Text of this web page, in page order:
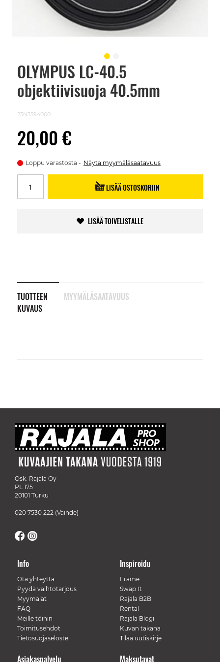
OLYMPUS LC-40.5
objektiivisuoja 40.5mm
23N3594000
20,00 €
Loppu varastosta Näytä myymäläsaatavuus
LISÄÄ OSTOSKORIIN
LISÄÄ TOIVELISTALLE
TUOTTEEN
KUVAUS
MYYMÄLÄSAATAVUUS
Skip
beginning
images
Osk. Rajala Oy
PL 175
20101 Turku
020 7530 222 (Vaihde)
Info
Ota yhteyttä
Pyydä vaihtotarjous
Myymälät
FAQ
Meille töihin
Toimitusehdot
Tietosuojaseloste
Inspiroidu
Frame
Swap It
Rajala B2B
Rental
Rajala Blogi
Kuvan takana
Tilaa uutiskirje
Maksutavat
Asiakaspalvelu